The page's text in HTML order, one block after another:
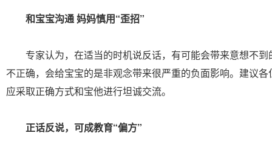
和宝宝沟通 妈妈慎用“歪招”
专家认为，在适当的时机说反话，有可能会带来意想不到
不正确，会给宝宝的是非观念带来很严重的负面影响。建议
应采取正确方式和宝他进行坦诚交流。
正话反说，可成教育“偏方”